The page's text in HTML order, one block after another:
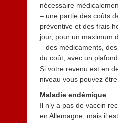
nécessaire
– une partie des coûts
préventive et des frais
jour, pour un maximum
– des médicaments,
du coût, avec un
Si votre revenu est en
niveau vous pouvez
Maladie endémique
Il n’y a pas de vaccin
en Allemagne, mais il